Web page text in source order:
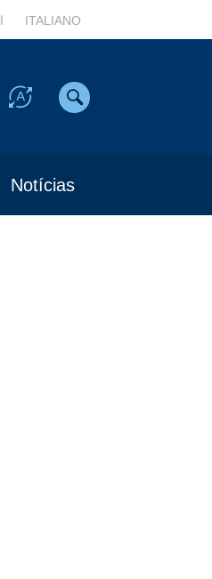
ITALIANO
Notícias